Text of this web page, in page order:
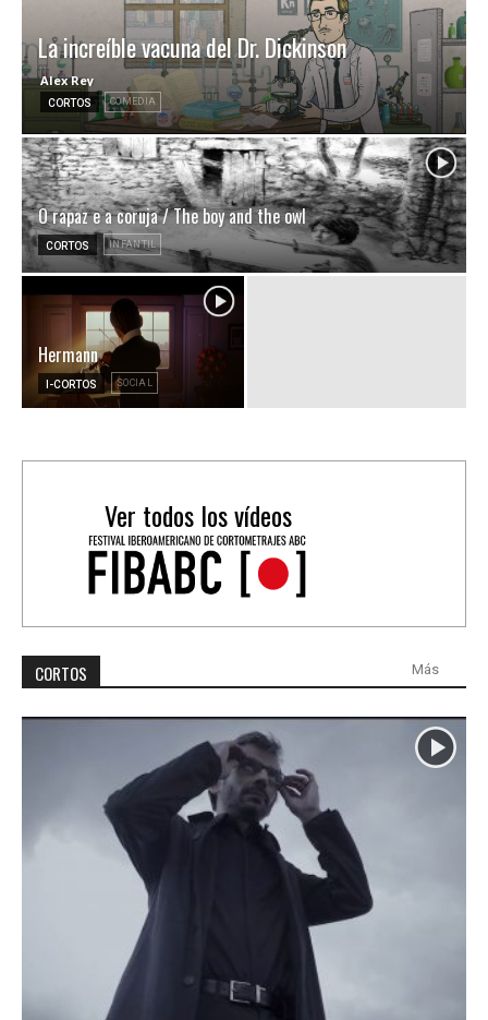
La increíble vacuna del Dr. Dickinson
Alex Rey
CORTOS COMEDIA
O rapaz e a coruja / The boy and the owl
CORTOS INFANTIL
Hermann
I-CORTOS SOCIAL
Ver todos los vídeos
CORTOS
Más
Más votados
Mejor valorados
Ranking 30 más Vistos